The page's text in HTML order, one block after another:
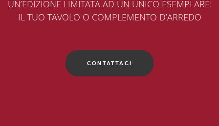
UN’EDIZIONE LIMITATA AD UN UNICO ESEMPLARE:
IL TUO TAVOLO O COMPLEMENTO D’ARREDO
CONTATTACI